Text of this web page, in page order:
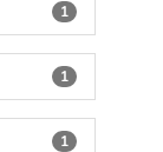
1
1
1